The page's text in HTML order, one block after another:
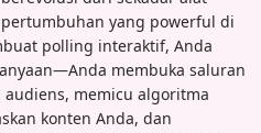
yang powerful di
polling interaktif, Anda
membuka saluran
memicu algoritma
konten Anda, dan